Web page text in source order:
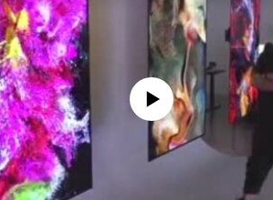
No media source currently